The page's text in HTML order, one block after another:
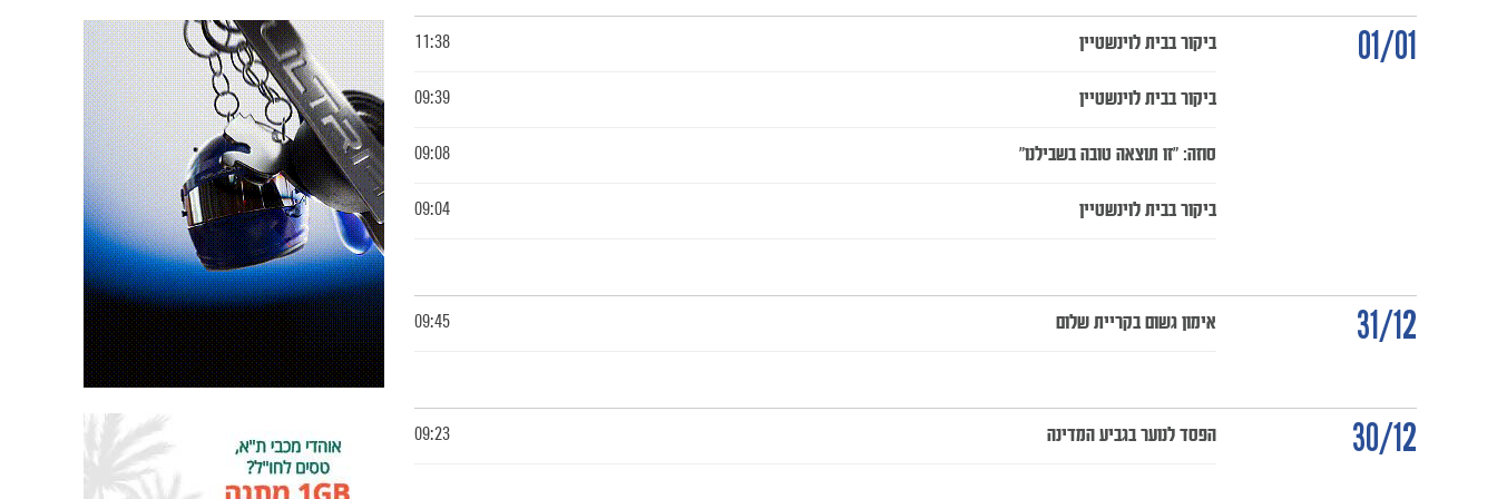
01/01
11:38 ביקור בבית לוינשטיין
09:39 ביקור בבית לוינשטיין
09:08 סוזה: "זו תוצאה טובה בשבילנו"
09:04 ביקור בבית לוינשטיין
31/12
09:45 אימון גשום בקריית שלום
30/12
09:23 הפסד לנוער בגביע המדינה